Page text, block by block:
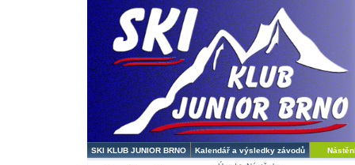
SKI KLUB JUNIOR BRNO Kalendář a výsledky závodů